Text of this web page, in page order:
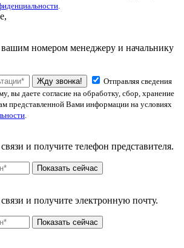
номером менеджеру и начальнику
Жду звонка!
Отправляя сведения
вы даете согласие на обработку, сбор, хранение
представленной Вами информации на условиях
и получите телефон представителя.
Показать сейчас
и получите электронную почту.
Показать сейчас